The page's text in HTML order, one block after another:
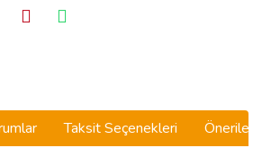
Taksit Seçenekleri